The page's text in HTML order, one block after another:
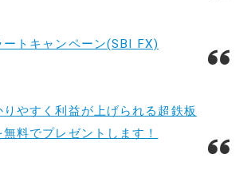
ートキャンペーン(SBI FX)
やすく利益が上げられる超鉄板
料でプレゼントします！